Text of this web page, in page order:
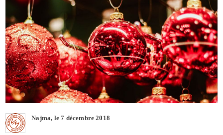
Najma, le 7 décembre 2018